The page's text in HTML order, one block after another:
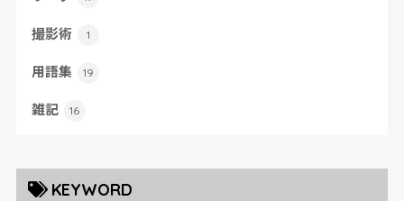
撮影術 1
用語集 19
雑記 16
KEYWORD